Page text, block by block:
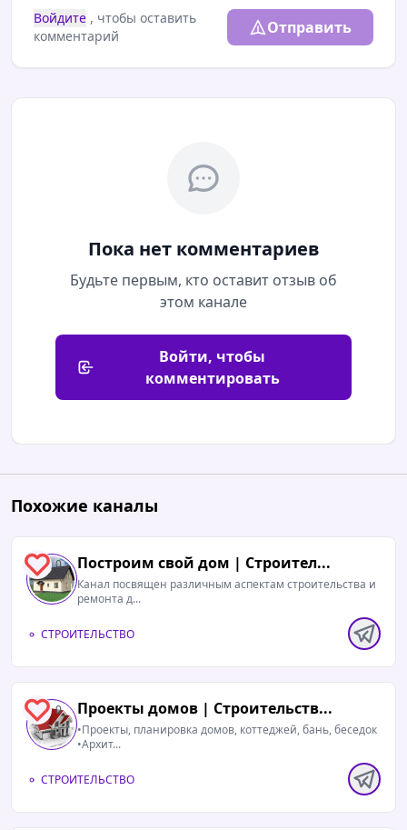
Войдите , чтобы оставить
комментарий
Отправить
Пока нет комментариев
Будьте первым, кто оставит отзыв об
этом канале
Войти, чтобы
комментировать
Похожие каналы
0 Построим свой дом | Строител...
Канал посвящен различным аспектам строительства и
ремонта д...
СТРОИТЕЛЬСТВО
0 Проекты домов | Строительств...
•Проекты, планировка домов, коттеджей, бань, беседок
•Архит...
СТРОИТЕЛЬСТВО